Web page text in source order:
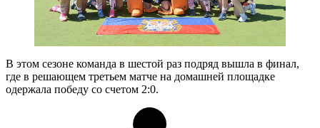
В этом сезоне команда в шестой раз подряд вышла в финал,
где в решающем третьем матче на домашней площадке
одержала победу со счетом 2:0.